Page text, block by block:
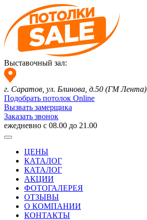
Выставочный зал:
г. Саратов, ул. Блинова, д.50 (ГМ Лента)
Подобрать потолок Online
Вызвать замерщика
Заказать звонок
ежедневно с 08.00 до 21.00
ЦЕНЫ
КАТАЛОГ
КАТАЛОГ
АКЦИИ
ФОТОГАЛЕРЕЯ
ОТЗЫВЫ
О КОМПАНИИ
КОНТАКТЫ